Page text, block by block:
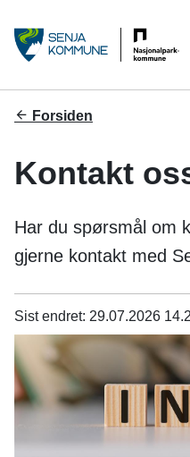
S
Du
her:
Forsiden
Kontakt
Har du spørsmål om
gjerne kontakt med
Sist endret 29.07.2026